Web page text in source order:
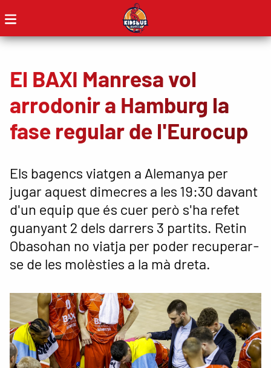
El BAXI Manresa vol
arrodonir a Hamburg la
fase regular de l'Eurocup
Els bagencs viatgen a Alemanya per
jugar aquest dimecres a les 19:30 davant
d'un equip que és cuer però s'ha refet
guanyant 2 dels darrers 3 partits. Retin
Obasohan no viatja per poder recuperar-
se de les molèsties a la mà dreta.